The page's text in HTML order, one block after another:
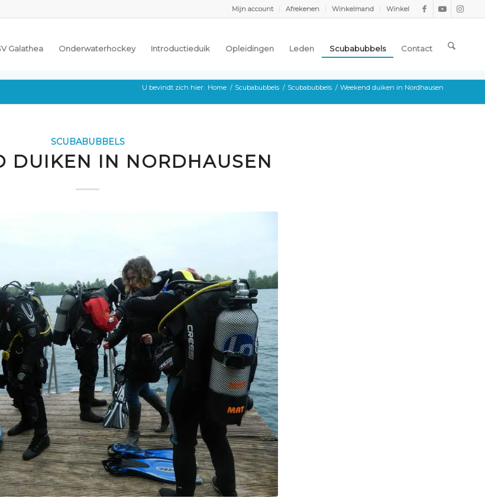
Mijn account Afrekenen Winkelmand Winkel
Galathea Onderwaterhockey Introductieduik Opleidingen Leden Scubabubbels Contact
U bevindt zich hier: Home / Scubabubbels / Scubabubbels / Weekend duiken in Nordhausen
SCUBABUBBELS
DUIKEN IN NORDHAUSEN